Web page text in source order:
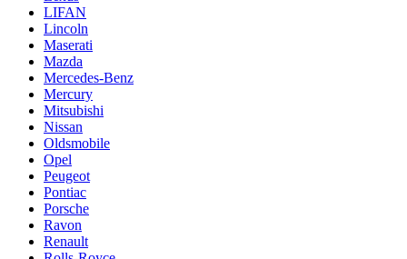
LIFAN
Lincoln
Maserati
Mazda
Mercedes-Benz
Mercury
Mitsubishi
Nissan
Oldsmobile
Opel
Peugeot
Pontiac
Porsche
Ravon
Renault